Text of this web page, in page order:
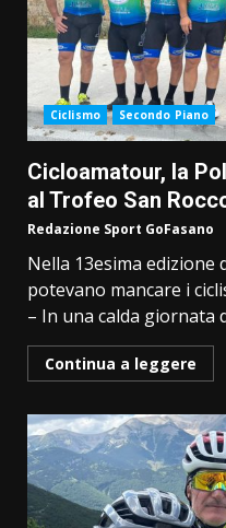
Ciclismo Secondo Piano
Cicloamatour, la
al Trofeo San
Redazione Sport GoFasano
Nella 13esima edizione
potevano mancare i
– In una calda giornata
Continua a leggere